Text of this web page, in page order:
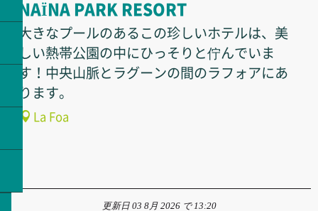
NAÏNA PARK RESORT
大きなプールのあるこの珍しいホテルは、美
しい熱帯公園の中にひっそりと佇んでいま
す！中央山脈とラグーンの間のラフォアにあ
ります。
La Foa
更新日 03 8月 2026 で 13:20